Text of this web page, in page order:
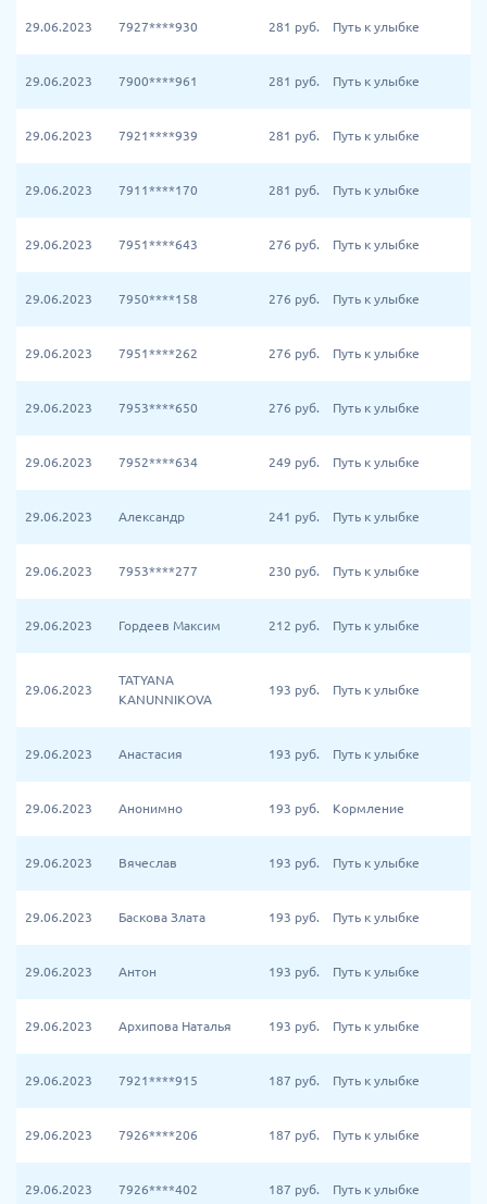
29.06.2023 7927****930 281 руб. Путь к улыбке
29.06.2023 7900****961 281 руб. Путь к улыбке
29.06.2023 7921****939 281 руб. Путь к улыбке
29.06.2023 7911****170 281 руб. Путь к улыбке
29.06.2023 7951****643 276 руб. Путь к улыбке
29.06.2023 7950****158 276 руб. Путь к улыбке
29.06.2023 7951****262 276 руб. Путь к улыбке
29.06.2023 7953****650 276 руб. Путь к улыбке
29.06.2023 7952****634 249 руб. Путь к улыбке
29.06.2023 Александр 241 руб. Путь к улыбке
29.06.2023 7953****277 230 руб. Путь к улыбке
29.06.2023 Гордеев Максим 212 руб. Путь к улыбке
29.06.2023
TATYANA
KANUNNIKOVA
193 руб. Путь к улыбке
29.06.2023 Анастасия 193 руб. Путь к улыбке
29.06.2023 Анонимно 193 руб. Кормление
29.06.2023 Вячеслав 193 руб. Путь к улыбке
29.06.2023 Баскова Злата 193 руб. Путь к улыбке
29.06.2023 Антон 193 руб. Путь к улыбке
29.06.2023 Архипова Наталья 193 руб. Путь к улыбке
29.06.2023 7921****915 187 руб. Путь к улыбке
29.06.2023 7926****206 187 руб. Путь к улыбке
29.06.2023 7926****402 187 руб. Путь к улыбке